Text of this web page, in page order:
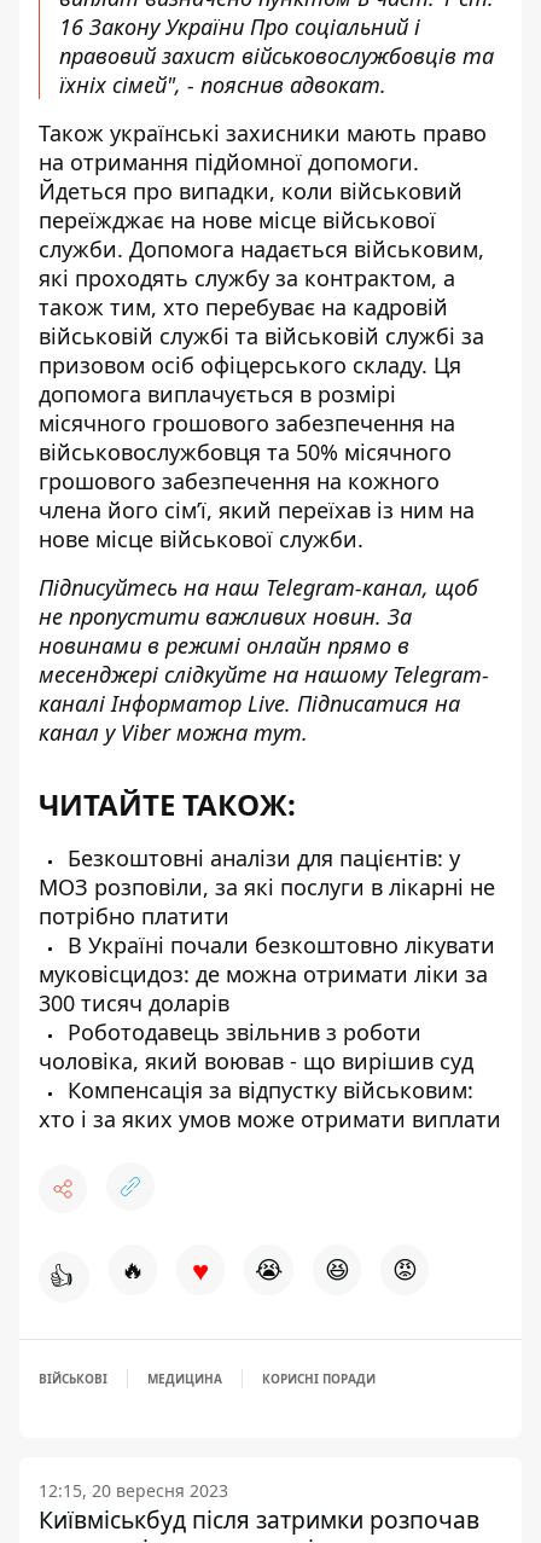
16 Закону України Про соціальний і
правовий захист військовослужбовців та
їхніх сімей", - пояснив адвокат.
Також українські захисники мають право
на отримання підйомної допомоги.
Йдеться про випадки, коли військовий
переїжджає на нове місце військової
служби. Допомога надається військовим,
які проходять службу за контрактом, а
також тим, хто перебуває на кадровій
військовій службі та військовій службі за
призовом осіб офіцерського складу. Ця
допомога виплачується в розмірі
місячного грошового забезпечення на
військовослужбовця та 50% місячного
грошового забезпечення на кожного
члена його сім’ї, який переїхав із ним на
нове місце військової служби.
Підписуйтесь на наш Telegram-канал, щоб
не пропустити важливих новин. За
новинами в режимі онлайн прямо в
месенджері слідкуйте на нашому Telegram-
каналіІнформатор Live. Підписатися на
канал у Viber можна тут.
ЧИТАЙТЕ ТАКОЖ:
Безкоштовні аналізи для пацієнтів: у
МОЗ розповіли, за які послуги в лікарні не
потрібно платити
В Україні почали безкоштовно лікувати
муковісцидоз: де можна отримати ліки за
300 тисяч доларів
Роботодавець звільнив з роботи
чоловіка, який воював - що вирішив суд
Компенсація за відпустку військовим:
хто і за яких умов може отримати виплати
👍 🔥 ♥ 😭 😆 😡
ВІЙСЬКОВІ МЕДИЦИНА КОРИСНІ ПОРАДИ
12:15, 20 вересня 2023
Київміськбуд після затримки розпочав